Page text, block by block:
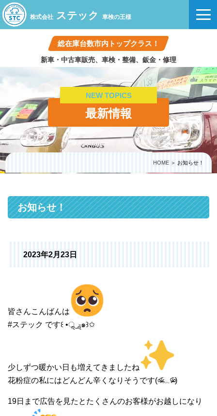
総在庫台数市内トップクラス！
新車・中古車販売、車検・整備、鈑金・修理
株式会社 ステック 車検の王様
NEW TOPICS
最新情報
HOME＞ お知らせ！
お知らせ！
2023年2月23日
皆さんこんばんは
#ステック です꒰ •ॢ ̫ -ॢ๑꒱✩
少しずつ暖かい日も増えてきましたね
花粉症の私にはどんどん辛くなりそうです(৹ᵒ̴̶̷᷄﹏ᵒ̴̶̷᷅৹)
19日まで広告を見たとたくさんのお客様がお越しになり